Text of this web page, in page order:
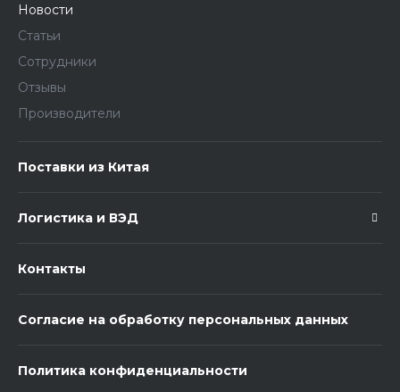
Новости
Статьи
Сотрудники
Отзывы
Производители
Поставки из Китая
Логистика и ВЭД
Контакты
Согласие на обработку персональных данных
Политика конфиденциальности